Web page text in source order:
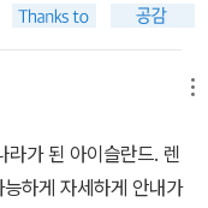
라가 된 아이슬란드. 렌
하게 자세하게 안내가